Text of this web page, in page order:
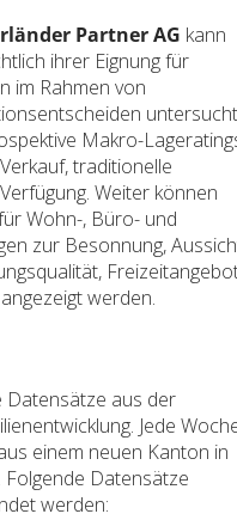
Partner AG kann
ihrer Eignung für
im Rahmen von
untersucht
Makro-
traditionelle
Weiter können
Wohn-, Büro- und
zur Besonnung,
werden.
Datensätze aus der
Jede
einem neuen Kanton in
Datensätze
werden: